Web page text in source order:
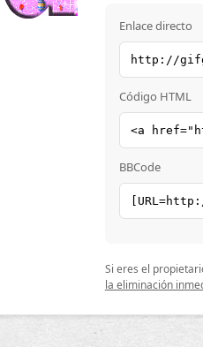
Enlace directo
Código HTML
BBCode
Si eres el
la eliminación